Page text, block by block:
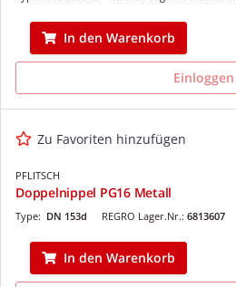
In den Warenkorb
Einloggen
Zu Favoriten hinzufügen
PFLITSCH
Doppelnippel PG16 Metall
REGRO Lager.Nr.: 6813607
Type: DN 153d
In den Warenkorb